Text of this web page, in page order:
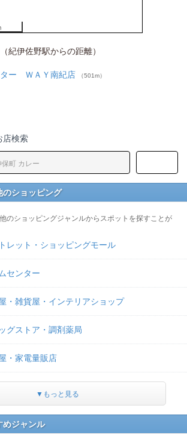
紀伊佐野駅からの距離）
ター ＷＡＹ南紀店 （501m）
店検索
のショッピング
のショッピングジャンルからスポットを探すことが
レット・ショッピングモール
センター
・雑貨屋・インテリアショップ
グストア・調剤薬局
・家電量販店
▼もっと見る
めジャンル